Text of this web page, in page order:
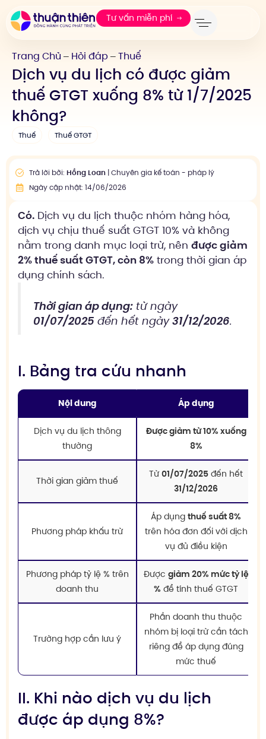
Tư vấn miễn phí
Trang Chủ — Hỏi đáp — Thuế
Dịch vụ du lịch có được giảm
thuế GTGT xuống 8% từ 1/7/2025
không?
Thuế Thuế GTGT
Trả lời bởi: Hồng Loan| Chuyên gia kế toán - pháp lý
Ngày cập nhật: 14/06/2026
Có. Dịch vụ du lịch thuộc nhóm hàng hóa,
dịch vụ chịu thuế suất GTGT 10% và không
nằm trong danh mục loại trừ, nên được giảm
2% thuế suất GTGT, còn 8% trong thời gian áp
dụng chính sách.
Thời gian áp dụng:từ ngày
01/07/2025 đến hết ngày31/12/2026.
I. Bảng tra cứu nhanh
Nội dung Áp dụng
Dịch vụ du lịch thông
thường
Được giảm từ 10% xuống
8%
Thời gian giảm thuế
Từ 01/07/2025 đến hết
31/12/2026
Phương pháp khấu trừ
Áp dụng thuế suất 8%
trên hóa đơn đối với dịch
vụ đủ điều kiện
Phương pháp tỷ lệ % trên
doanh thu
Được giảm 20% mức tỷ lệ
% để tính thuế GTGT
Trường hợp cần lưu ý
Phần doanh thu thuộc
nhóm bị loại trừ cần tách
riêng để áp dụng đúng
mức thuế
II. Khi nào dịch vụ du lịch
được áp dụng 8%?